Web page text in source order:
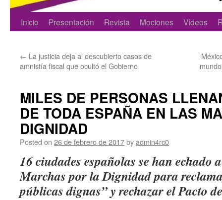
Skip
content
Inicio Presentación Revista Mociones Vídeos
← La justicia deja al descubierto casos de
amnistía fiscal que ocultó el Gobierno
MILES DE PERSONAS
DE TODA ESPAÑA EN LAS
DIGNIDAD
Posted on 26 de febrero de 2017byadmin4rc0
16 ciudades españolas se han echado
Marchas por la Dignidad para
públicas dignas” y rechazar el Pacto